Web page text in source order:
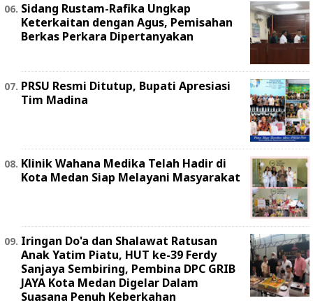
Sidang Rustam-Rafika Ungkap
Keterkaitan dengan Agus, Pemisahan
Berkas Perkara Dipertanyakan
PRSU Resmi Ditutup, Bupati Apresiasi
Tim Madina
Klinik Wahana Medika Telah Hadir di
Kota Medan Siap Melayani Masyarakat
Iringan Do'a dan Shalawat Ratusan
Anak Yatim Piatu, HUT ke-39 Ferdy
Sanjaya Sembiring, Pembina DPC GRIB
JAYA Kota Medan Digelar Dalam
Suasana Penuh Keberkahan